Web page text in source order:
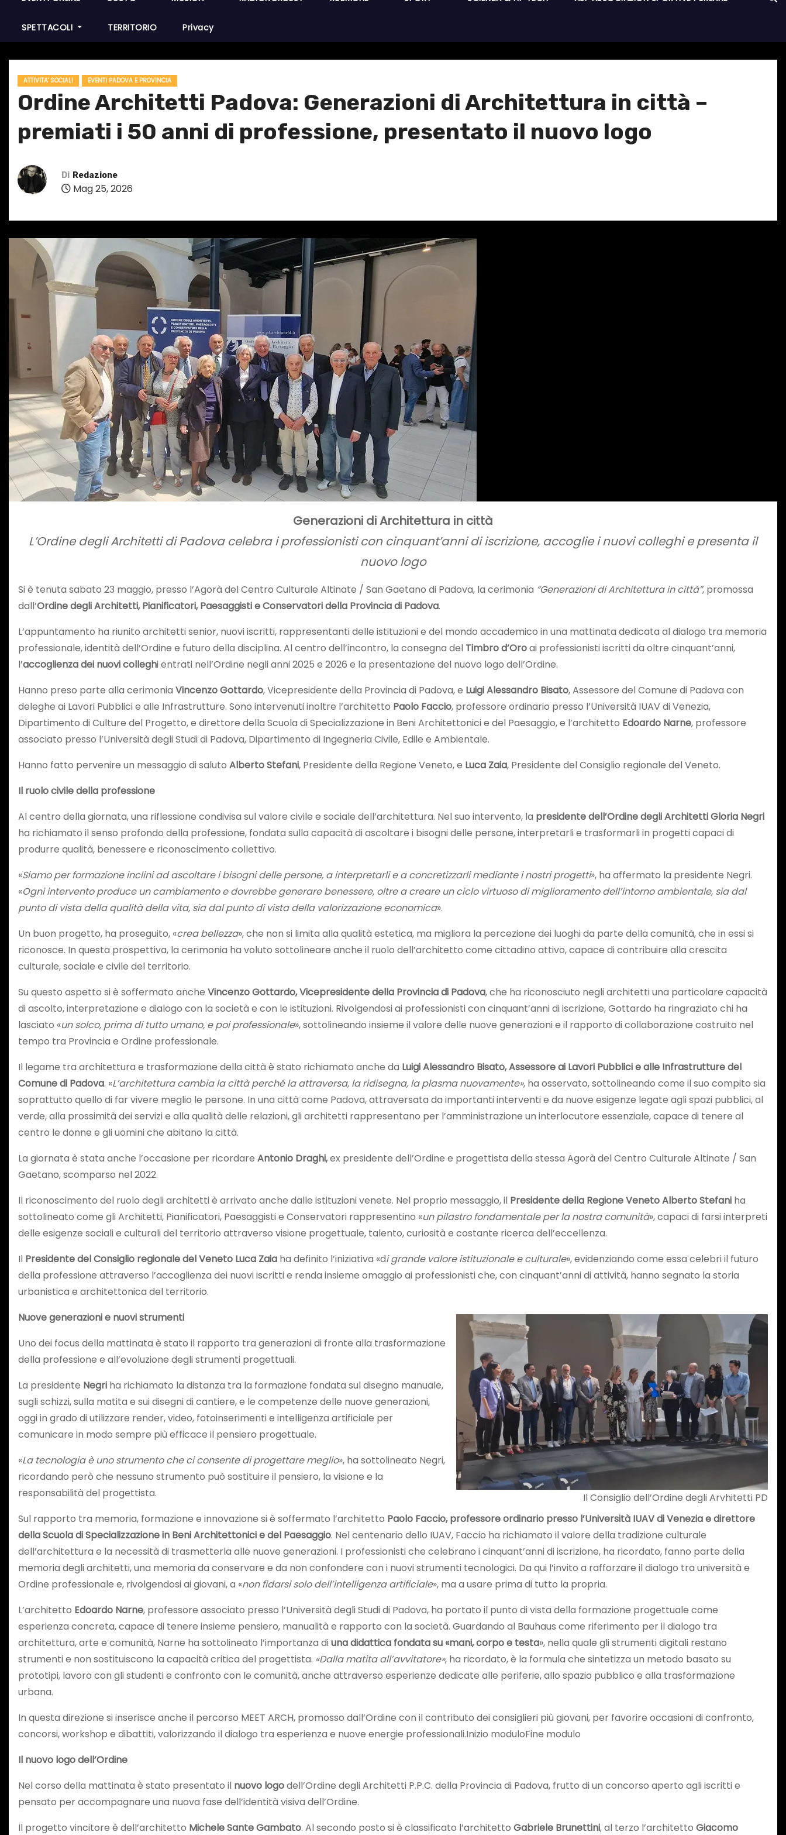
SPETTACOLI TERRITORIO Privacy
ATTIVITA' SOCIALI EVENTI PADOVA E PROVINCIA
Ordine Architetti Padova: Generazioni di Architettura in città –
premiati i 50 anni di professione, presentato il nuovo logo
Di Redazione
Mag 25, 2026
Generazioni di Architettura in città
L’Ordine degli Architetti di Padova celebra i professionisti con cinquant’anni di iscrizione, accoglie i nuovi colleghi e presenta il
nuovo logo
Si è tenuta sabato 23 maggio, presso l’Agorà del Centro Culturale Altinate / San Gaetano di Padova, la cerimonia “Generazioni di Architettura in città”, promossa
dall’Ordine degli Architetti, Pianificatori, Paesaggisti e Conservatori della Provincia di Padova.
L’appuntamento ha riunito architetti senior, nuovi iscritti, rappresentanti delle istituzioni e del mondo accademico in una mattinata dedicata al dialogo tra memoria
professionale, identità dell’Ordine e futuro della disciplina. Al centro dell’incontro, la consegna del Timbro d’Oroai professionisti iscritti da oltre cinquant’anni,
l’accoglienza dei nuovi colleghi entrati nell’Ordine negli anni 2025 e 2026 e la presentazione del nuovo logo dell’Ordine.
Hanno preso parte alla cerimonia Vincenzo Gottardo, Vicepresidente della Provincia di Padova, e Luigi Alessandro Bisato, Assessore del Comune di Padova con
deleghe ai Lavori Pubblici e alle Infrastrutture. Sono intervenuti inoltre l’architetto Paolo Faccio, professore ordinario presso l’Università IUAV di Venezia,
Dipartimento di Culture del Progetto, e direttore della Scuola di Specializzazione in Beni Architettonici e del Paesaggio, e l’architetto Edoardo Narne, professore
associato presso l’Università degli Studi di Padova, Dipartimento di Ingegneria Civile, Edile e Ambientale.
Hanno fatto pervenire un messaggio di saluto Alberto Stefani, Presidente della Regione Veneto, e Luca Zaia, Presidente del Consiglio regionale del Veneto.
Il ruolo civile della professione
Al centro della giornata, una riflessione condivisa sul valore civile e sociale dell’architettura. Nel suo intervento, la presidente dell’Ordine degli Architetti Gloria Negri
ha richiamato il senso profondo della professione, fondata sulla capacità di ascoltare i bisogni delle persone, interpretarli e trasformarli in progetti capaci di
produrre qualità, benessere e riconoscimento collettivo.
«Siamo per formazione inclini ad ascoltare i bisogni delle persone, a interpretarli e a concretizzarli mediante i nostri progetti», ha affermato la presidente Negri.
«Ogni intervento produce un cambiamento e dovrebbe generare benessere, oltre a creare un ciclo virtuoso di miglioramento dell’intorno ambientale, sia dal
punto di vista della qualità della vita, sia dal punto di vista della valorizzazione economica».
Un buon progetto, ha proseguito, «crea bellezza», che non si limita alla qualità estetica, ma migliora la percezione dei luoghi da parte della comunità, che in essi si
riconosce. In questa prospettiva, la cerimonia ha voluto sottolineare anche il ruolo dell’architetto come cittadino attivo, capace di contribuire alla crescita
culturale, sociale e civile del territorio.
Su questo aspetto si è soffermato anche Vincenzo Gottardo, Vicepresidente della Provincia di Padova, che ha riconosciuto negli architetti una particolare capacità
di ascolto, interpretazione e dialogo con la società e con le istituzioni. Rivolgendosi ai professionisti con cinquant’anni di iscrizione, Gottardo ha ringraziato chi ha
lasciato «un solco, prima di tutto umano, e poi professionale», sottolineando insieme il valore delle nuove generazioni e il rapporto di collaborazione costruito nel
tempo tra Provincia e Ordine professionale.
Il legame tra architettura e trasformazione della città è stato richiamato anche da Luigi Alessandro Bisato, Assessore ai Lavori Pubblici e alle Infrastrutture del
Comune di Padova. «L’architettura cambia la città perché la attraversa, la ridisegna, la plasma nuovamente», ha osservato, sottolineando come il suo compito sia
soprattutto quello di far vivere meglio le persone. In una città come Padova, attraversata da importanti interventi e da nuove esigenze legate agli spazi pubblici, al
verde, alla prossimità dei servizi e alla qualità delle relazioni, gli architetti rappresentano per l’amministrazione un interlocutore essenziale, capace di tenere al
centro le donne e gli uomini che abitano la città.
La giornata è stata anche l’occasione per ricordare Antonio Draghi,ex presidente dell’Ordine e progettista della stessa Agorà del Centro Culturale Altinate / San
Gaetano, scomparso nel 2022.
Il riconoscimento del ruolo degli architetti è arrivato anche dalle istituzioni venete. Nel proprio messaggio, il Presidente della Regione Veneto Alberto Stefani ha
sottolineato come gli Architetti, Pianificatori, Paesaggisti e Conservatori rappresentino «un pilastro fondamentale per la nostra comunità», capaci di farsi interpreti
delle esigenze sociali e culturali del territorio attraverso visione progettuale, talento, curiosità e costante ricerca dell’eccellenza.
Il Presidente del Consiglio regionale del Veneto Luca Zaia ha definito l’iniziativa «di grande valore istituzionale e culturale», evidenziando come essa celebri il futuro
della professione attraverso l’accoglienza dei nuovi iscritti e renda insieme omaggio ai professionisti che, con cinquant’anni di attività, hanno segnato la storia
urbanistica e architettonica del territorio.
Il Consiglio dell’Ordine degli Arvhitetti PD
Nuove generazioni e nuovi strumenti
Uno dei focus della mattinata è stato il rapporto tra generazioni di fronte alla trasformazione
della professione e all’evoluzione degli strumenti progettuali.
La presidente Negri ha richiamato la distanza tra la formazione fondata sul disegno manuale,
sugli schizzi, sulla matita e sui disegni di cantiere, e le competenze delle nuove generazioni,
oggi in grado di utilizzare render, video, fotoinserimenti e intelligenza artificiale per
comunicare in modo sempre più efficace il pensiero progettuale.
«La tecnologia è uno strumento che ci consente di progettare meglio», ha sottolineato Negri,
ricordando però che nessuno strumento può sostituire il pensiero, la visione e la
responsabilità del progettista.
Sul rapporto tra memoria, formazione e innovazione si è soffermato l’architetto Paolo Faccio, professore ordinario presso l’Università IUAV di Venezia e direttore
della Scuola di Specializzazione in Beni Architettonici e del Paesaggio. Nel centenario dello IUAV, Faccio ha richiamato il valore della tradizione culturale
dell’architettura e la necessità di trasmetterla alle nuove generazioni. I professionisti che celebrano i cinquant’anni di iscrizione, ha ricordato, fanno parte della
memoria degli architetti, una memoria da conservare e da non confondere con i nuovi strumenti tecnologici. Da qui l’invito a rafforzare il dialogo tra università e
Ordine professionale e, rivolgendosi ai giovani, a «non fidarsi solo dell’intelligenza artificiale», ma a usare prima di tutto la propria.
L’architetto Edoardo Narne, professore associato presso l’Università degli Studi di Padova, ha portato il punto di vista della formazione progettuale come
esperienza concreta, capace di tenere insieme pensiero, manualità e rapporto con la società. Guardando al Bauhaus come riferimento per il dialogo tra
architettura, arte e comunità, Narne ha sottolineato l’importanza diuna didattica fondata su «mani, corpo e testa», nella quale gli strumenti digitali restano
strumenti e non sostituiscono la capacità critica del progettista. «Dalla matita all’avvitatore», ha ricordato, è la formula che sintetizza un metodo basato su
prototipi, lavoro con gli studenti e confronto con le comunità, anche attraverso esperienze dedicate alle periferie, allo spazio pubblico e alla trasformazione
urbana.
In questa direzione si inserisce anche il percorso MEET ARCH, promosso dall’Ordine con il contributo dei consiglieri più giovani, per favorire occasioni di confronto,
concorsi, workshop e dibattiti, valorizzando il dialogo tra esperienza e nuove energie professionali.Inizio moduloFine modulo
Il nuovo logo dell’Ordine
Nel corso della mattinata è stato presentato il nuovo logodell’Ordine degli Architetti P.P.C. della Provincia di Padova, frutto di un concorso aperto agli iscritti e
pensato per accompagnare una nuova fase dell’identità visiva dell’Ordine.
Il progetto vincitore è dell’architetto Michele Sante Gambato. Al secondo posto si è classificato l’architetto Gabriele Brunettini, al terzo l’architetto Giacomo